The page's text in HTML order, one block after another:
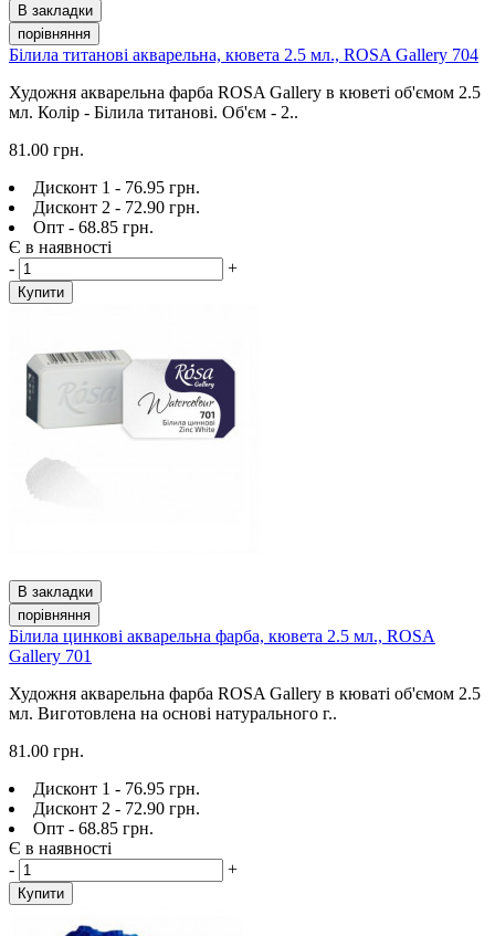
В закладки
порівняння
Білила титанові акварельна, кювета 2.5 мл., ROSA Gallery 704
Художня акварельна фарба ROSA Gallery в кюветі об'ємом 2.5
мл. Колір - Білила титанові. Об'єм - 2..
81.00 грн.
Дисконт 1 - 76.95 грн.
Дисконт 2 - 72.90 грн.
Опт - 68.85 грн.
Є в наявності
-
+
Купити
В закладки
порівняння
Білила цинкові акварельна фарба, кювета 2.5 мл., ROSA
Gallery 701
Художня акварельна фарба ROSA Gallery в кюваті об'ємом 2.5
мл. Виготовлена на основі натурального г..
81.00 грн.
Дисконт 1 - 76.95 грн.
Дисконт 2 - 72.90 грн.
Опт - 68.85 грн.
Є в наявності
-
+
Купити